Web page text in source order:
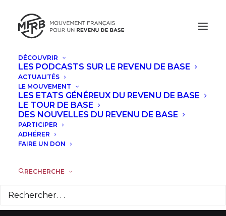
DÉCOUVRIR
LES PODCASTS SUR LE REVENU DE BASE
ACTUALITÉS
LE MOUVEMENT
LES ETATS GÉNÉREUX DU REVENU DE BASE
LE TOUR DE BASE
DES NOUVELLES DU REVENU DE BASE
PARTICIPER
ADHÉRER
FAIRE UN DON
RECHERCHE
34 députés
européens appellent
à signer l'ICE pour le